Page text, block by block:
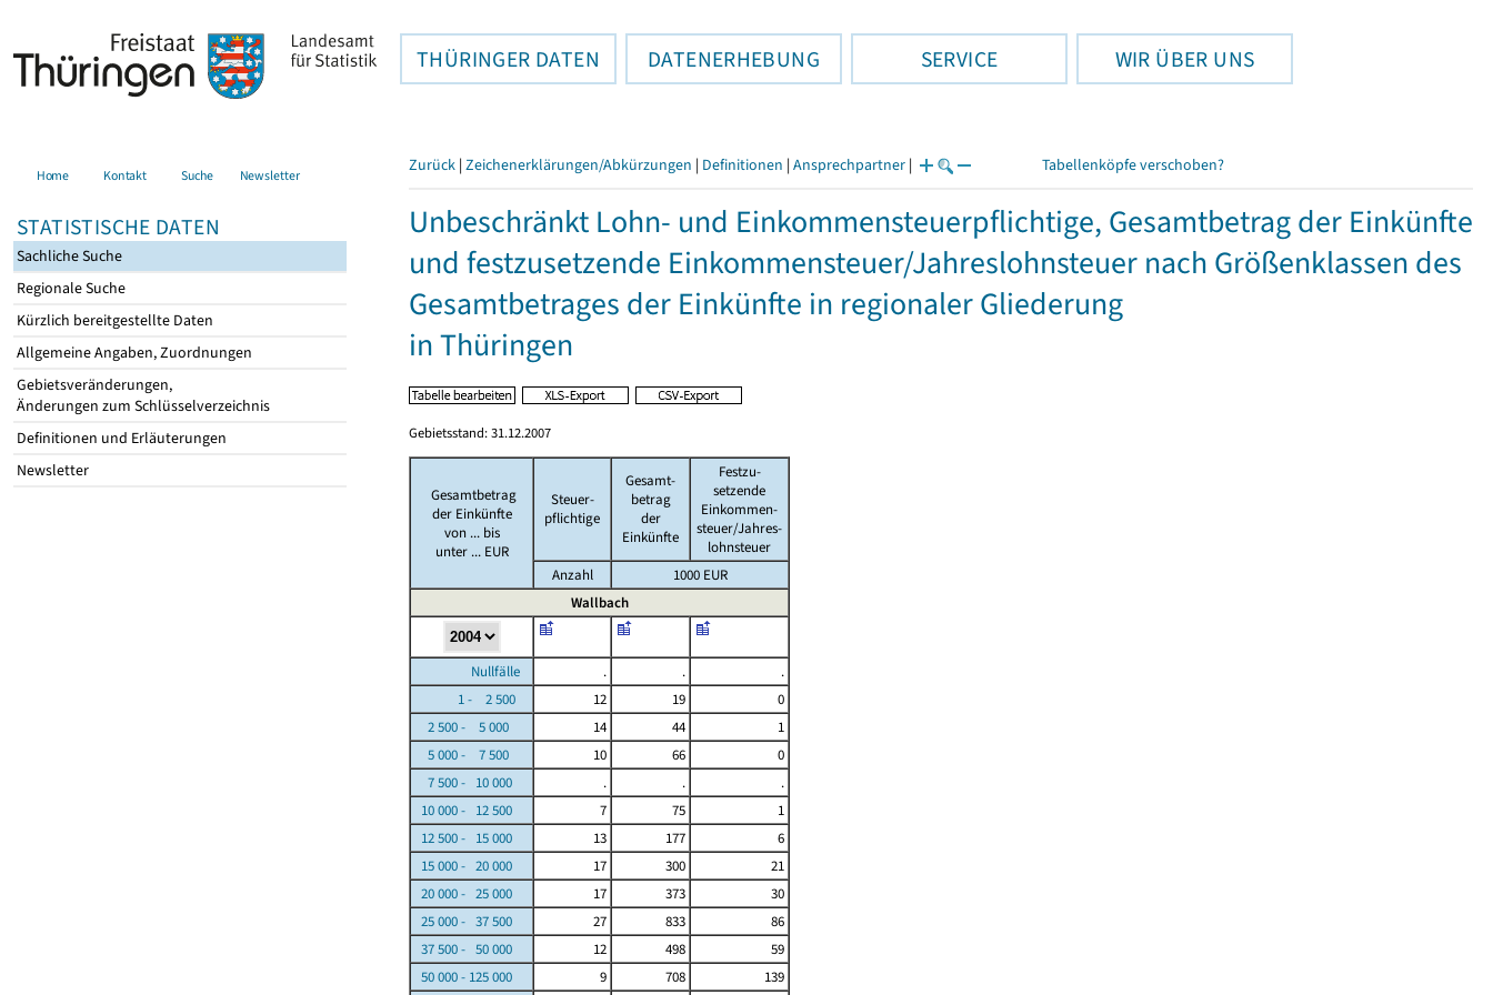
THÜRINGER DATEN DATENERHEBUNG SERVICE WIR ÜBER UNS
Home Kontakt Suche Newsletter
STATISTISCHE DATEN
Sachliche Suche
Regionale Suche
Kürzlich bereitgestellte Daten
Allgemeine Angaben, Zuordnungen
Gebietsveränderungen,
Änderungen zum Schlüsselverzeichnis
Definitionen und Erläuterungen
Newsletter
Zurück | Zeichenerklärungen/Abkürzungen | Definitionen | Ansprechpartner | Tabellenköpfe verschoben?
Unbeschränkt Lohn- und Einkommensteuerpflichtige, Gesamtbetrag der Einkünfte
und festzusetzende Einkommensteuer/Jahreslohnsteuer nach Größenklassen des
Gesamtbetrages der Einkünfte in regionaler Gliederung
in Thüringen
Gebietsstand: 31.12.2007
Gesamtbetrag
der Einkünfte
von ... bis
unter ... EUR
Steuer-
pflichtige
Gesamt-
betrag
der
Einkünfte
Festzu-
setzende
Einkommen-
steuer/Jahres-
lohnsteuer
Anzahl
1000 EUR
Wallbach
Nullfälle . .
.
1 - 2 500
12 19
0
2 500 - 5 000
14 44
1
5 000 - 7 500
10 66
0
7 500 - 10 000
. .
.
10 000 - 12 500
7 75
1
12 500 - 15 000
13 177
6
15 000 - 20 000
17 300
21
20 000 - 25 000
17 373
30
25 000 - 37 500
27 833
86
37 500 - 50 000
12 498
59
50 000 - 125 000
9 708 139